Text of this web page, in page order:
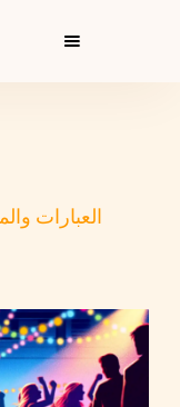
العبارات